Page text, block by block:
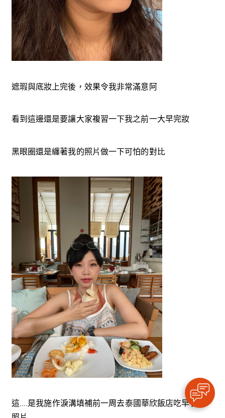
遮瑕與底妝上完後，效果令我非常滿意阿
看到這邊還是要讓大家複習一下我之前一大早完妝
黑眼圈還是纏著我的照片做一下可怕的對比
這....是我施作淚溝填補前一周去泰國華欣飯店吃早餐的